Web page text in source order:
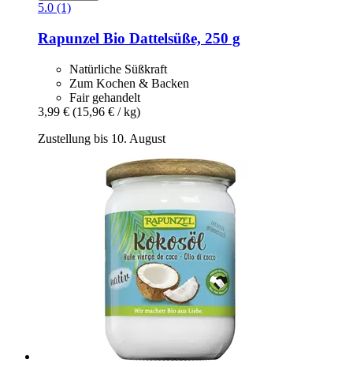
5.0 (1)
Rapunzel Bio Dattelsüße, 250 g
Natürliche Süßkraft
Zum Kochen & Backen
Fair gehandelt
3,99 € (15,96 € / kg)
Zustellung bis 10. August